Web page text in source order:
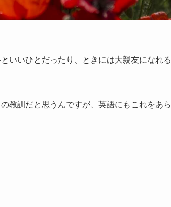
いいひとだったり、ときには大親友になれる
教訓だと思うんですが、英語にもこれをあら